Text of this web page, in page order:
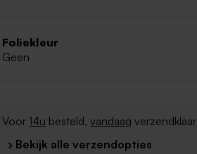
Foliekleur
Geen
Voor14u besteld,vandaag verzendklaar
› Bekijk alle verzendopties